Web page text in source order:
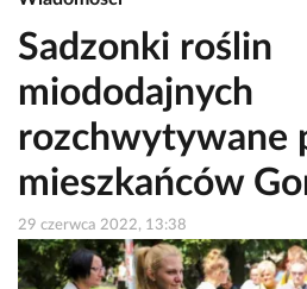
Sadzonki roślin
miododajnych
rozchwytywane
mieszkańców
29 czerwca 2022, 13:38